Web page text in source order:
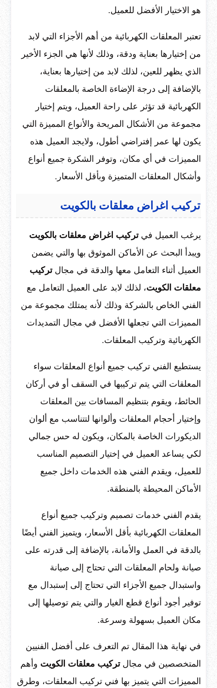
هو الاختيار الأفضل للعميل.
تعتبر المعلقات الكهربائية من أهم الأجزاء التي لابد
من إختيارها بعناية ودقة، وذلك لأنها هي الجزء الأخير
الذي يظهر للعين، لذلك لابد من إختيارها بعناية،
بالإضافة إلى درجة الإضاءة الخاصة بالمعلقات
الكهربائية قد تؤثر على راحة العميل، ويتم إختيار
مجموعة من الأشكال المريحة والأنواع المميزة التي
يكون لها عمر إفتراضي أطول، ولايجد العميل هذه
المميزات في أي مكان، وتوفر الشكرة جميع أنواع
وأشكال المعلقات المتميزة وبأقل الأسعار.
تركيب اغراض معلقات بالكويت
يرغب العميل فيتركيب اغراض معلقات بالكويت
ويبدأ البحث عن الأماكن الموثوق بها والتي يضمن
العميل أثناء التعامل معها والدقة في مجالتركيب
معلقات الكويت، لذلك لابد على العميل التعامل مع
الفني الخاص بالشركة وذلك لأنه يمتلك مجموعة من
المميزات التي تجعلها الأفضل في مجال التمديدات
الكهربائية وتركيب المعلقات.
يستطيع الفني تركيب جميع أنواع المعلقات سواء
المعلقات التي يتم تركيبها في السقف أو في أركان
الحائط، ويقوم بتنظيم المسافات بين المعلقات
وإختيار أحجام المعلقات وألوانها لتتناسب مع ألوان
الديكورات الخاصة بالمكان، ويكون له حس جمالي
لكي يساعد العميل في إختيار التصميم المناسب
للعميل، ويقدم الفني هذه الخدمات داخل جميع
الأماكن المحيطة بالمنطقة.
يقدم الفني خدمات تصميم وتركيب جميع أنواع
المعلقات الكهربائية بأقل الأسعار، ويتميز الفني أيضًا
بالدقة في العمل والأمانة، بالإضافة إلى قدرته على
صيانة ولحام المعلقات التي تحتاج إلى صيانة
واستبدال جميع الأجزاء التي تحتاج إلى إستبدال مع
توفير أجود أنواع قطع الغيار والتي يتم توصيلها إلى
مكان العميل بسهولة وسرعة.
في نهاية هذا المقال تم التعرف على أفضل الفنيين
المتخصصين في مجالتركيب معلقات الكويت وأهم
المميزات التي يتميز بها فني تركيب المعلقات، وطرق